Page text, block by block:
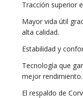
Tracción superior
Mayor vida útil
alta calidad.
Estabilidad y
Tecnología que
mejor rendimiento.
El respaldo de